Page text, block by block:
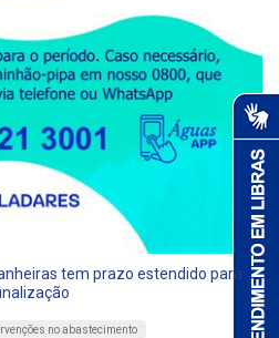
tem prazo estendido para
no abastecimento